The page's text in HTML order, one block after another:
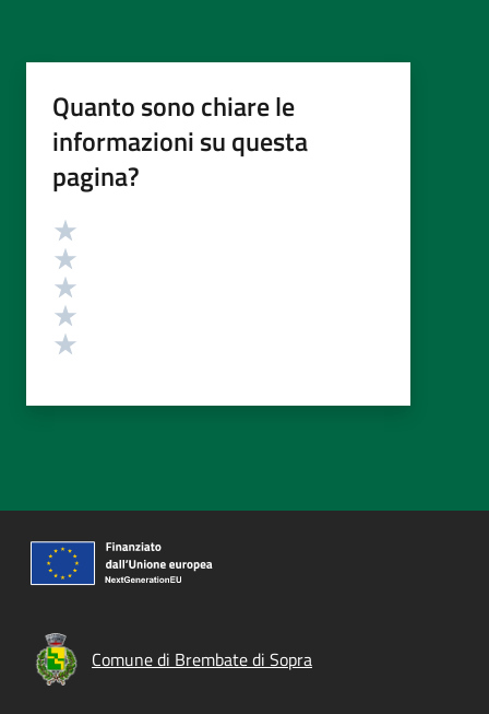
Quanto sono chiare le
informazioni su questa
pagina?
Valutazione
Comune di Brembate di Sopra